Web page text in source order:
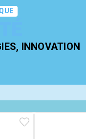
INNOVATION